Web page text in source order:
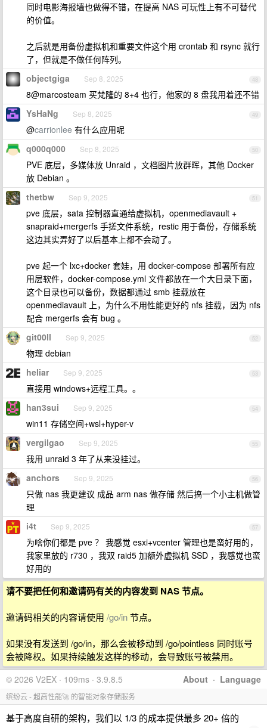
同时电影海报墙也做得不错，在提高 NAS 可玩性上有不可替代
的价值。
之后就是用备份虚拟机和重要文件这个用 crontab 和 rsync 就行
了，但就是不做任何阵列。
48
objectgiga Sep 8, 2025
8@marcosteam 买梵隆的 8+4 也行，他家的 8 盘我用着还不错
49
YsHaNg Sep 8, 2025
@carrionlee 有什么应用呢
50
q000q000 Sep 8, 2025
PVE 底层，多媒体放 Unraid ，文档图片放群晖，其他 Docker
放 Debian 。
51
thetbw Sep 9, 2025
pve 底层，sata 控制器直通给虚拟机，openmediavault +
snapraid+mergerfs 手搓文件系统，restic 用于备份，存储系统
这边其实弄好了以后基本上都不会动了。
pve 起一个 lxc+docker 套娃，用 docker-compose 部署所有应
用层软件，docker-compose.yml 文件都放在一个大目录下面，
这个目录也可以备份，数据都通过 smb 挂载放在
openmediavault 上，为什么不用性能更好的 nfs 挂载，因为 nfs
配合 mergerfs 会有 bug 。
52
git00ll Sep 9, 2025
物理 debian
53
heliar Sep 9, 2025
直接用 windows+远程工具。。
54
han3sui Sep 9, 2025
win11 存储空间+wsl+hyper-v
55
vergilgao Sep 9, 2025
我用 unraid 3 年了从来没挂过。
56
anchors Sep 9, 2025
只做 nas 我更建议 成品 arm nas 做存储 然后搞一个小主机做管
理
57
i4t Sep 9, 2025
为啥你们都是 pve ？ 我感觉 esxi+vcenter 管理也是蛮好用的，
我家里放的 r730 ，我双 raid5 加额外虚拟机 SSD ，我感觉也蛮
好用的
请不要把任何和邀请码有关的内容发到 NAS 节点。
邀请码相关的内容请使用 /go/in节点。
如果没有发送到 /go/in，那么会被移动到 /go/pointless 同时账号
会被降权。如果持续触发这样的移动，会导致账号被禁用。
About · Language
© 2026 V2EX · 109ms · 3.9.8.5
缤纷云 - 超高性能🚀 的智能对象存储服务
基于高度自研的架构，我们以 1/3 的成本提供最多 20+ 倍的